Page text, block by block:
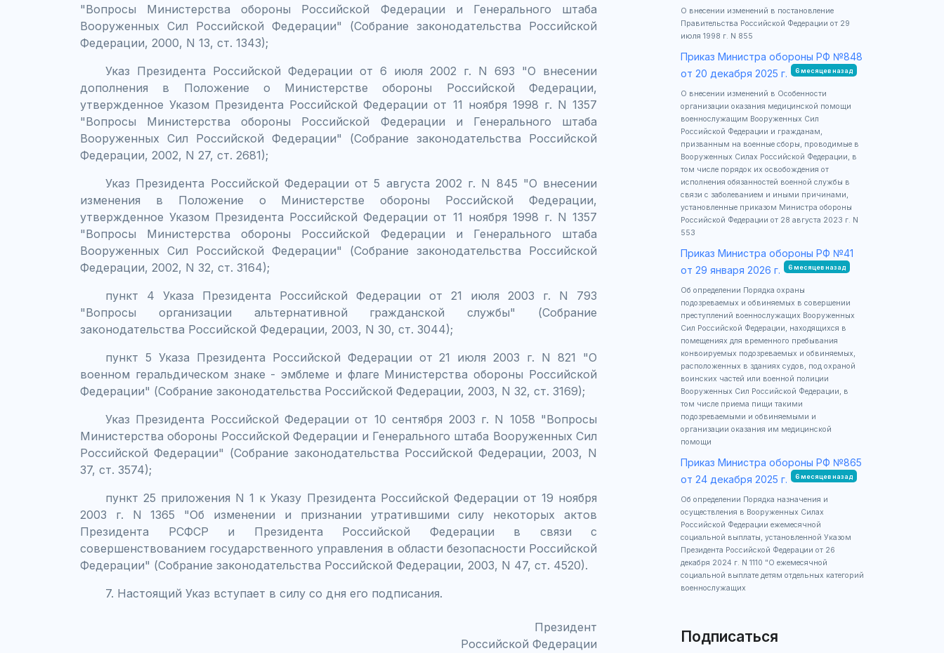
"Вопросы Министерства обороны Российской Федерации и Генерального штаба
Вооруженных Сил Российской Федерации" (Собрание законодательства Российской
Федерации, 2000, N 13, ст. 1343);
Указ Президента Российской Федерации от 6 июля 2002 г. N 693 "О внесении
дополнения в Положение о Министерстве обороны Российской Федерации,
утвержденное Указом Президента Российской Федерации от 11 ноября 1998 г. N 1357
"Вопросы Министерства обороны Российской Федерации и Генерального штаба
Вооруженных Сил Российской Федерации" (Собрание законодательства Российской
Федерации, 2002, N 27, ст. 2681);
Указ Президента Российской Федерации от 5 августа 2002 г. N 845 "О внесении
изменения в Положение о Министерстве обороны Российской Федерации,
утвержденное Указом Президента Российской Федерации от 11 ноября 1998 г. N 1357
"Вопросы Министерства обороны Российской Федерации и Генерального штаба
Вооруженных Сил Российской Федерации" (Собрание законодательства Российской
Федерации, 2002, N 32, ст. 3164);
пункт 4 Указа Президента Российской Федерации от 21 июля 2003 г. N 793
"Вопросы организации альтернативной гражданской службы" (Собрание
законодательства Российской Федерации, 2003, N 30, ст. 3044);
пункт 5 Указа Президента Российской Федерации от 21 июля 2003 г. N 821 "О
военном геральдическом знаке - эмблеме и флаге Министерства обороны Российской
Федерации" (Собрание законодательства Российской Федерации, 2003, N 32, ст. 3169);
Указ Президента Российской Федерации от 10 сентября 2003 г. N 1058 "Вопросы
Министерства обороны Российской Федерации и Генерального штаба Вооруженных Сил
Российской Федерации" (Собрание законодательства Российской Федерации, 2003, N
37, ст. 3574);
пункт 25 приложения N 1 к Указу Президента Российской Федерации от 19 ноября
2003 г. N 1365 "Об изменении и признании утратившими силу некоторых актов
Президента РСФСР и Президента Российской Федерации в связи с
совершенствованием государственного управления в области безопасности Российской
Федерации" (Собрание законодательства Российской Федерации, 2003, N 47, ст. 4520).
7. Настоящий Указ вступает в силу со дня его подписания.
Президент
Российской Федерации
О внесении изменений в постановление
Правительства Российской Федерации от 29
июля 1998 г. N 855
Приказ Министра обороны РФ №848
от 20 декабря 2025 г.
6 месяцев назад
О внесении изменений в Особенности
организации оказания медицинской помощи
военнослужащим Вооруженных Сил
Российской Федерации и гражданам,
призванным на военные сборы, проводимые в
Вооруженных Силах Российской Федерации, в
том числе порядок их освобождения от
исполнения обязанностей военной службы в
связи с заболеванием и иными причинами,
установленные приказом Министра обороны
Российской Федерации от 28 августа 2023 г. N
553
Приказ Министра обороны РФ №41
от 29 января 2026 г.
6 месяцев назад
Об определении Порядка охраны
подозреваемых и обвиняемых в совершении
преступлений военнослужащих Вооруженных
Сил Российской Федерации, находящихся в
помещениях для временного пребывания
конвоируемых подозреваемых и обвиняемых,
расположенных в зданиях судов, под охраной
воинских частей или военной полиции
Вооруженных Сил Российской Федерации, в
том числе приема пищи такими
подозреваемыми и обвиняемыми и
организации оказания им медицинской
помощи
Приказ Министра обороны РФ №865
от 24 декабря 2025 г.
6 месяцев назад
Об определении Порядка назначения и
осуществления в Вооруженных Силах
Российской Федерации ежемесячной
социальной выплаты, установленной Указом
Президента Российской Федерации от 26
декабря 2024 г. N 1110 "О ежемесячной
социальной выплате детям отдельных категорий
военнослужащих
Подписаться